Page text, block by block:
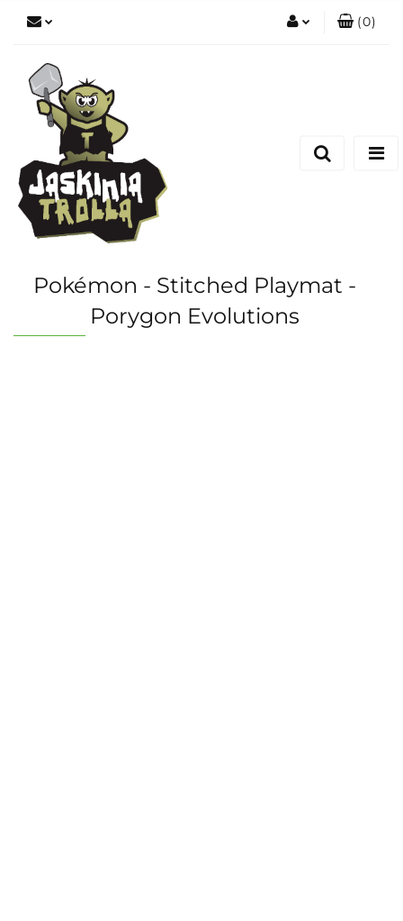
(0)
Pokémon - Stitched Playmat -
Porygon Evolutions